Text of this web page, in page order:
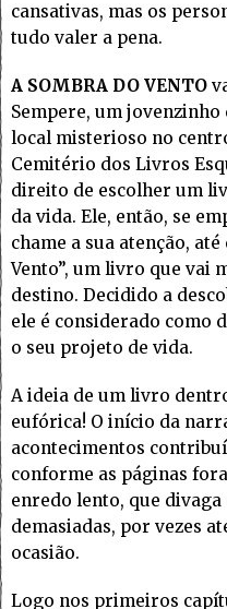
cansativas, mas os
tudo valer a pena.
A SOMBRA DO VENTO
Sempere, um
local misterioso no
Cemitério dos Livros
direito de escolher um
da vida. Ele, então, se
chame a sua atenção,
Vento”, um livro que vai
destino. Decidido a
ele é considerado como
o seu projeto de vida.
A ideia de um livro
eufórica! O início da
acontecimentos
conforme as páginas
enredo lento, que
demasiadas, por vezes
ocasião.
Logo nos primeiros